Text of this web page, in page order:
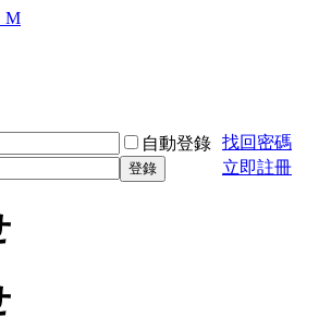
自動登錄 找回密碼
登錄 立即註冊